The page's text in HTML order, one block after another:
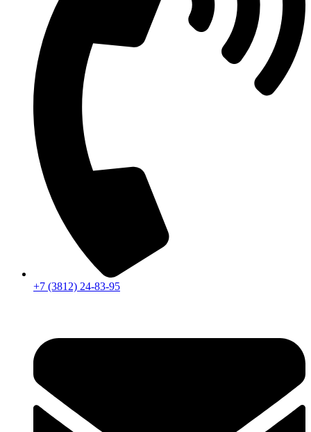
+7 (3812) 24-83-95